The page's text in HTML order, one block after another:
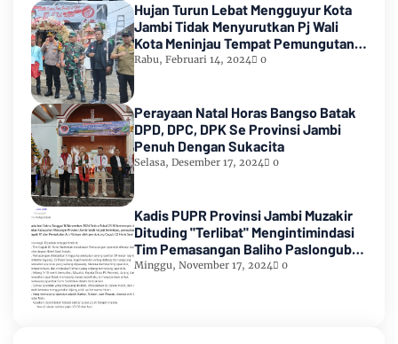
Hujan Turun Lebat Mengguyur Kota
Jambi Tidak Menyurutkan Pj Wali
Kota Meninjau Tempat Pemungutan
Suara Pemilu 2024
Rabu, Februari 14, 2024 0
Perayaan Natal Horas Bangso Batak
DPD, DPC, DPK Se Provinsi Jambi
Penuh Dengan Sukacita
Selasa, Desember 17, 2024 0
Kadis PUPR Provinsi Jambi Muzakir
Dituding "Terlibat" Mengintimindasi
Tim Pemasangan Baliho Paslongub
Romi-Sudirman
Minggu, November 17, 2024 0